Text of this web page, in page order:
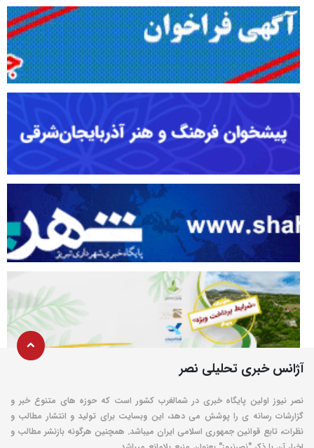
آژانس خبری تحلیلی نصر
نصر نیوز اولین پایگاه خبری در شمالغرب کشور است که حوزه های متنوع خبر و
گزارشات رسانه ی را پوشش می دهد، این وبسایت برای تولید و انتشار مطالب و
نظرات، تابع قوانین جمهوری اسلامی ایران میباشد. همچنین هرگونه بازنشر مطالب و